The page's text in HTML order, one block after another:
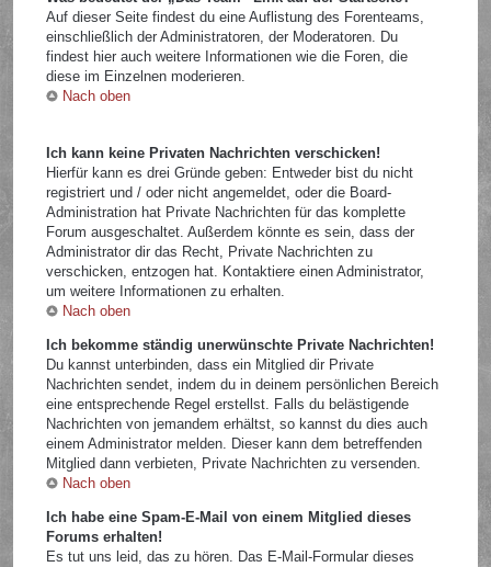
Auf dieser Seite findest du eine Auflistung des Forenteams,
einschließlich der Administratoren, der Moderatoren. Du
findest hier auch weitere Informationen wie die Foren, die
diese im Einzelnen moderieren.
Nach oben
Ich kann keine Privaten Nachrichten verschicken!
Hierfür kann es drei Gründe geben: Entweder bist du nicht
registriert und / oder nicht angemeldet, oder die Board-
Administration hat Private Nachrichten für das komplette
Forum ausgeschaltet. Außerdem könnte es sein, dass der
Administrator dir das Recht, Private Nachrichten zu
verschicken, entzogen hat. Kontaktiere einen Administrator,
um weitere Informationen zu erhalten.
Nach oben
Ich bekomme ständig unerwünschte Private Nachrichten!
Du kannst unterbinden, dass ein Mitglied dir Private
Nachrichten sendet, indem du in deinem persönlichen Bereich
eine entsprechende Regel erstellst. Falls du belästigende
Nachrichten von jemandem erhältst, so kannst du dies auch
einem Administrator melden. Dieser kann dem betreffenden
Mitglied dann verbieten, Private Nachrichten zu versenden.
Nach oben
Ich habe eine Spam-E-Mail von einem Mitglied dieses
Forums erhalten!
Es tut uns leid, das zu hören. Das E-Mail-Formular dieses